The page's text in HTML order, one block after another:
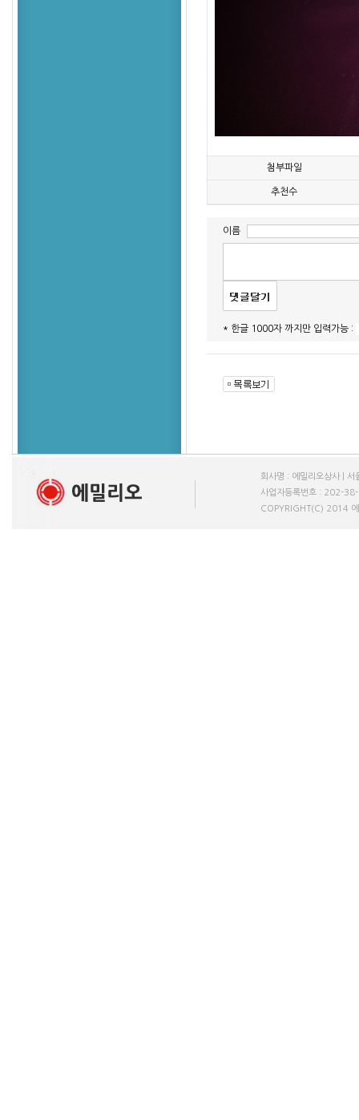
첨부파일
추천수
이름
* 한글 1000자 까지만 입력가능 :
회사명 : 에밀리오상사 |
사업자등록번호 : 202-
COPYRIGHT(C) 2014 에